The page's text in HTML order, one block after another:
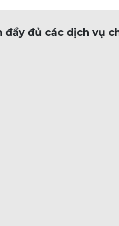
đủ các dịch vụ